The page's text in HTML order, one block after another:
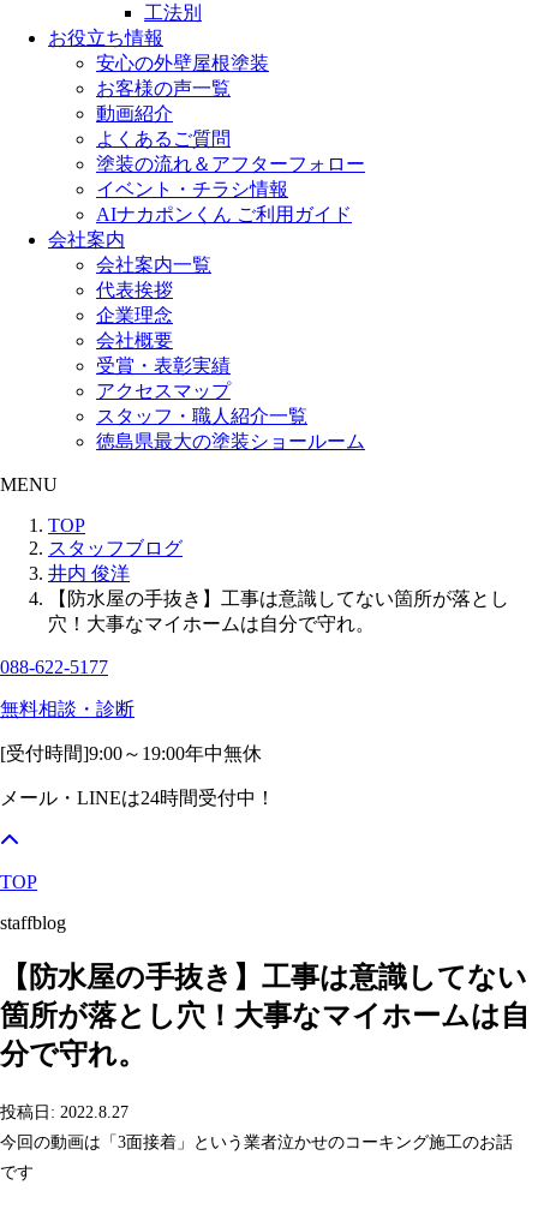
工法別
お役立ち情報
安心の外壁屋根塗装
お客様の声一覧
動画紹介
よくあるご質問
塗装の流れ＆アフターフォロー
イベント・チラシ情報
AIナカポンくん ご利用ガイド
会社案内
会社案内一覧
代表挨拶
企業理念
会社概要
受賞・表彰実績
アクセスマップ
スタッフ・職人紹介一覧
徳島県最大の塗装ショールーム
MENU
TOP
スタッフブログ
井内 俊洋
【防水屋の手抜き】工事は意識してない箇所が落とし
穴！大事なマイホームは自分で守れ。
088-622-5177
無料相談・診断
[受付時間]9:00～19:00年中無休
メール・LINEは24時間受付中！
TOP
staffblog
【防水屋の手抜き】工事は意識してない
箇所が落とし穴！大事なマイホームは自
分で守れ。
投稿日: 2022.8.27
今回の動画は「3面接着」という業者泣かせのコーキング施工のお話
です